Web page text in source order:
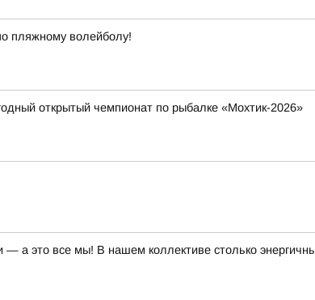
пляжному волейболу!
открытый чемпионат по рыбалке «Мохтик-2026»
— а это все мы! В нашем коллективе столько